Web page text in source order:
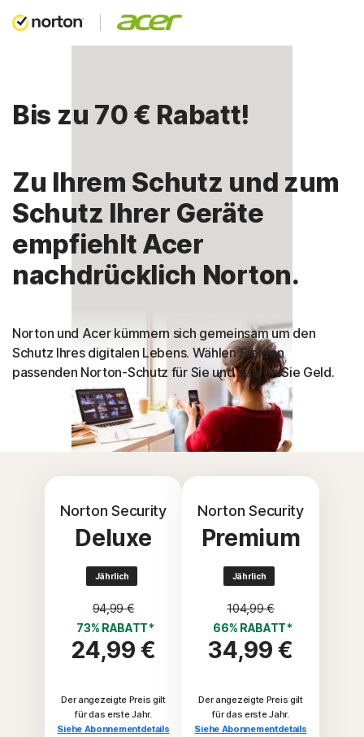
Bis zu 70 € Rabatt!
Zu Ihrem Schutz und zum
Schutz Ihrer Geräte
empfiehlt Acer
nachdrücklich Norton.
Norton und Acer kümmern sich gemeinsam um den
Schutz Ihres digitalen Lebens. Wählen Sie den
passenden Norton-Schutz für Sie und sparen Sie Geld.
Norton Security
Deluxe
Jährlich
94,99 €
73% RABATT*
24,99 €
Der angezeigte Preis gilt
für das erste Jahr.
Siehe Abonnementdetails
Norton Security
Premium
Jährlich
104,99 €
66% RABATT*
34,99 €
Der angezeigte Preis gilt
für das erste Jahr.
Siehe Abonnementdetails